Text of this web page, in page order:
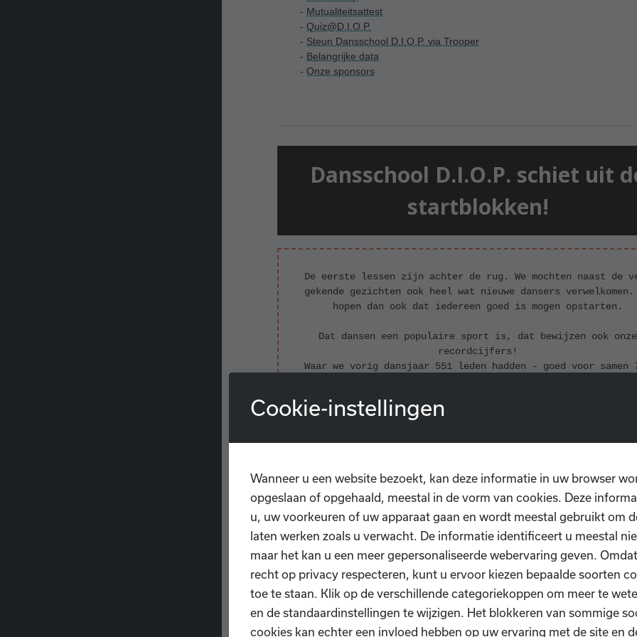
- Mutualiteitsattest
- Quiz@D.I.O.P.
- Steun Dansschool D.I.O.P. via Trooper
- Belangrijke data
- Onze sponsors
Dansschool D.I.O.P. schiet uit
startblokken!
De eerste lessen zijn achter de rug. We mochten naast de
gekende gezichten ook heel wat nieuwe dansers verwelkomen.
hopen dan ook dat iedereen goed is mogen opstarten.
Dat dansen een populaire sport is, dat bewijzen ook onze
recordcijfers!
Waar we vorig dansjaar 551 leden hadden - goed voor samen
cijfers. We willen jullie dan ook bedanken voor jullie
UNLEASH YOUR INNER RHYTHM!
Workshop Emma Baele
Cookie-instellingen
Wanneer u een website bezoekt, kan deze informatie in uw browser
opgeslaan of opgehaald, meestal in de vorm van cookies. Deze
u, uw voorkeuren of uw apparaat gaan en wordt meestal gebruikt om
laten werken zoals u verwacht. De informatie identificeert u meestal
maar het kan u een meer gepersonaliseerde webervaring geven.
recht op privacy respecteren, kunt u ervoor kiezen bepaalde soorten
toe te staan. Klik op de verschillende categoriekoppen om meer te
en de standaardinstellingen te wijzigen. Het blokkeren van sommige
cookies kan echter een invloed hebben op uw ervaring met de site en